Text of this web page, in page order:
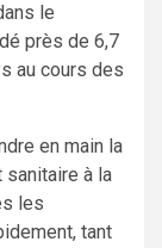
le
près de 6,7
au cours des
en main la
sanitaire à la
les
tant